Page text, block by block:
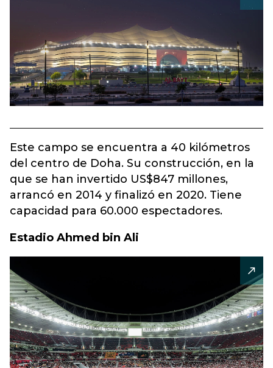
Este campo se encuentra a 40 kilómetros
del centro de Doha. Su construcción, en la
que se han invertido US$847 millones,
arrancó en 2014 y finalizó en 2020. Tiene
capacidad para 60.000 espectadores.
Estadio Ahmed bin Ali